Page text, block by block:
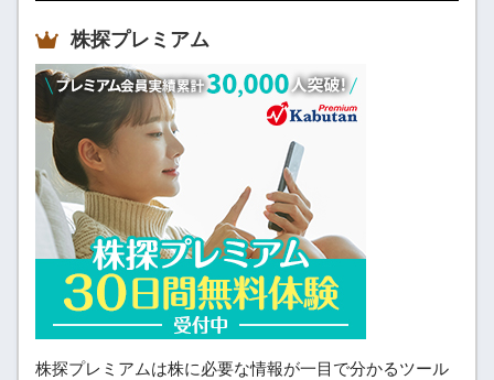
株探プレミアム
株探プレミアムは株に必要な情報が一目で分かるツール